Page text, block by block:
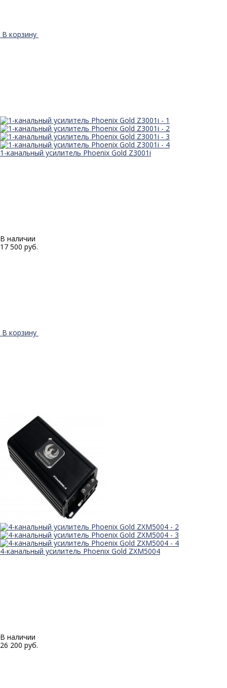
В корзину
1-канальный усилитель Phoenix Gold Z3001i
В наличии
17 500 руб.
В корзину
4-канальный усилитель Phoenix Gold ZXM5004
В наличии
26 200 руб.